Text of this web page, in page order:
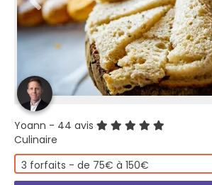
Yoann - 44 avis
Culinaire
3 forfaits - de 75€ à 150€